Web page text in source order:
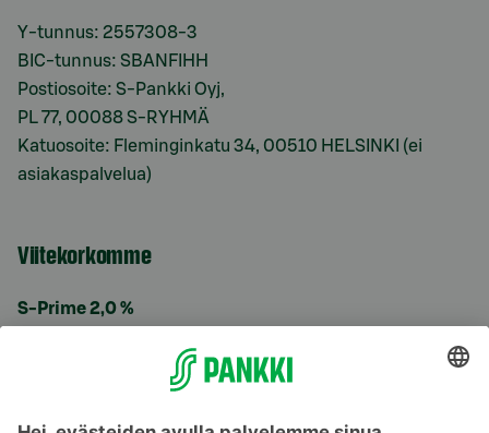
Y-tunnus: 2557308-3
BIC-tunnus: SBANFIHH
Postiosoite: S-Pankki Oyj,
PL 77, 00088 S-RYHMÄ
Katuosoite: Fleminginkatu 34, 00510 HELSINKI (ei
asiakaspalvelua)
Viitekorkomme
S-Prime 2,0 %